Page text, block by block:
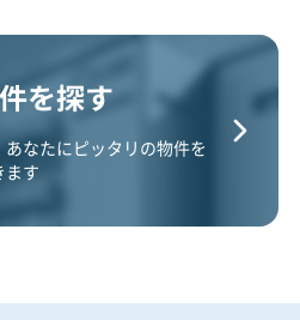
を探す
なたにピッタリの物件を
ます